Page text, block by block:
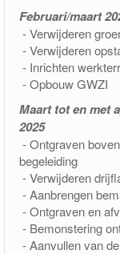
Februari/maart
- Verwijderen
- Verwijderen
- Inrichten
- Opbouw GWZI
Maart tot en met
2025
- Ontgraven
begeleiding
- Verwijderen
- Aanbrengen
- Ontgraven en
- Bemonstering
- Aanvullen van